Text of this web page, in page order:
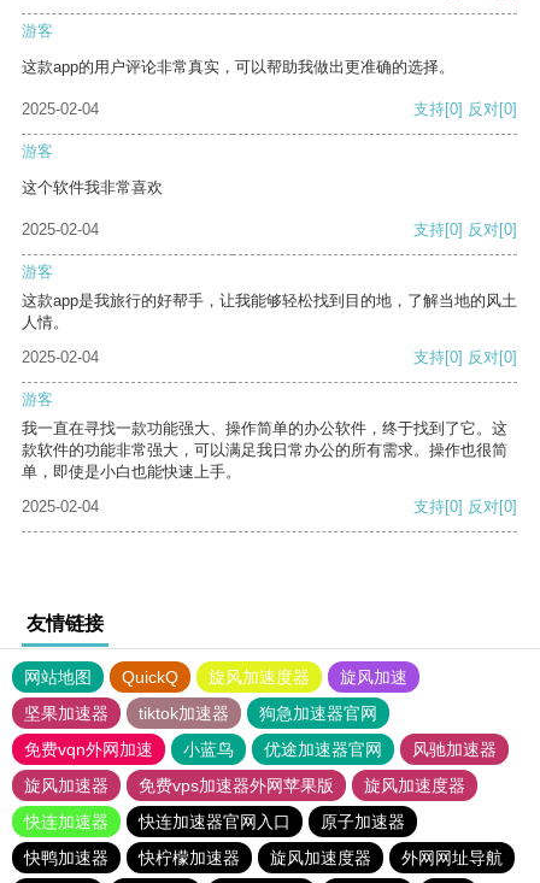
游客
这款app的用户评论非常真实，可以帮助我做出更准确的选择。
2025-02-04 支持[0] 反对[0]
游客
这个软件我非常喜欢
2025-02-04 支持[0] 反对[0]
游客
这款app是我旅行的好帮手，让我能够轻松找到目的地，了解当地的风土
人情。
2025-02-04
支持[0] 反对[0]
游客
我一直在寻找一款功能强大、操作简单的办公软件，终于找到了它。这
款软件的功能非常强大，可以满足我日常办公的所有需求。操作也很简
单，即使是小白也能快速上手。
2025-02-04
支持[0] 反对[0]
友情链接
网站地图 QuickQ 旋风加速度器
旋风加速
坚果加速器
tiktok加速器
狗急加速器官网
免费vqn外网加速
小蓝鸟 优途加速器官网
风驰加速器
旋风加速器
免费vps加速器外网苹果版
旋风加速度器
快连加速器
快连加速器官网入口
原子加速器
快鸭加速器
快柠檬加速器 旋风加速度器 外网网址导航